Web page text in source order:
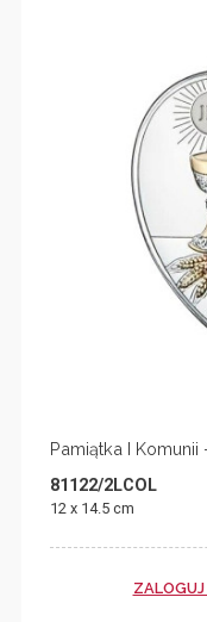
Pamiątka I
81122/2LCOL
12 x 14.5 cm